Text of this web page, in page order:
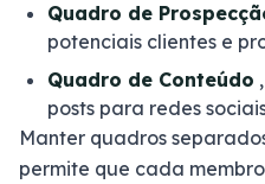
Quadro de
potenciais clientes e
Quadro de Conteúdo
posts para redes
Manter quadros
permite que cada